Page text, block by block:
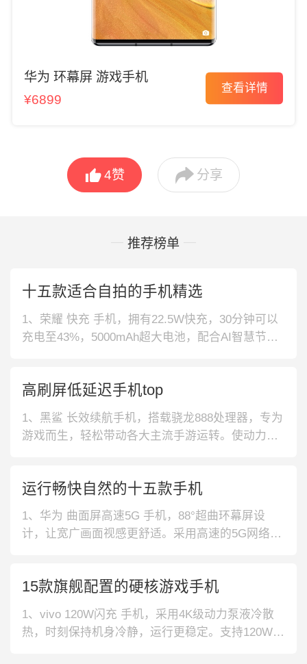
华为 环幕屏 游戏手机
¥6899
查看详情
4赞  分享
推荐榜单
十五款适合自拍的手机精选
1、荣耀 快充 手机，拥有22.5W快充，30分钟可以
充电至43%，5000mAh超大电池，配合AI智慧节电
更加丰富细腻的画面内容。3、Redmi 旗舰闪存 手
机，拥有满血版双通道UFS3.1，
高刷屏低延迟手机top
1、黑鲨 长效续航手机，搭载骁龙888处理器，专为
游戏而生，轻松带动各大主流手游运转。使动力升
复活，游戏使用更尽兴。黑色机身设计，耐脏易打
理的同时，尽显高端典雅。3、一加 曲面超广角手
机，采用自由变频屏幕设
运行畅快自然的十五款手机
1、华为 曲面屏高速5G 手机，88°超曲环幕屏设
计，让宽广画面视感更舒适。采用高速的5G网络，
主摄，有效丰富照片色彩，支持4K视频拍摄，画面
清晰流畅。多重立体散热系统加持，游戏顺滑不卡
顿。3、华为 5G
15款旗舰配置的硬核游戏手机
1、vivo 120W闪充 手机，采用4K级动力泵液冷散
热，时刻保持机身冷静，运行更稳定。支持120W闪